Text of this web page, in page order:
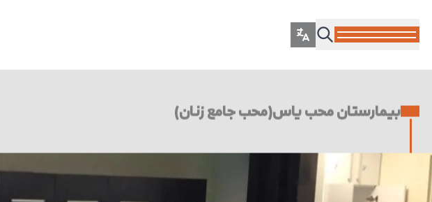
بیمارستان محب یاس(محب جامع زنان)